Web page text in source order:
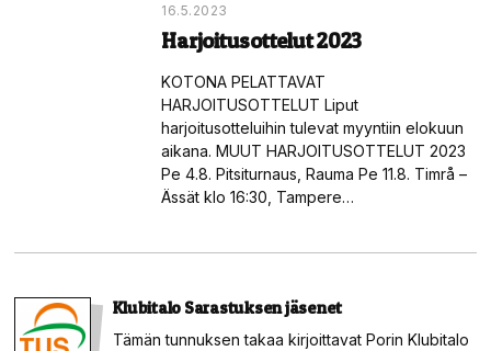
16.5.2023
Harjoitusottelut 2023
KOTONA PELATTAVAT
HARJOITUSOTTELUT Liput
harjoitusotteluihin tulevat myyntiin elokuun
aikana. MUUT HARJOITUSOTTELUT 2023
Pe 4.8. Pitsiturnaus, Rauma Pe 11.8. Timrå –
Ässät klo 16:30, Tampere…
Klubitalo Sarastuksen jäsenet
Tämän tunnuksen takaa kirjoittavat Porin Klubitalo